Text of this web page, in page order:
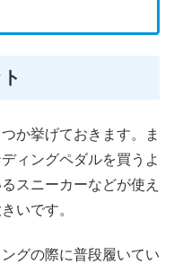
か挙げておきます。ま
ィングペダルを買うよ
スニーカーなどが使え
いです。
グの際に普段履いてい